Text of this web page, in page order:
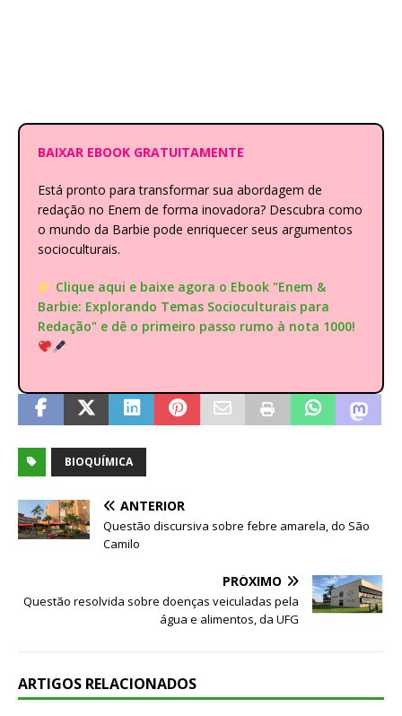
BAIXAR EBOOK GRATUITAMENTE
Está pronto para transformar sua abordagem de
redação no Enem de forma inovadora? Descubra como
o mundo da Barbie pode enriquecer seus argumentos
socioculturais.
Clique aqui e baixe agora o Ebook "Enem &
Barbie: Explorando Temas Socioculturais para
Redação" e dê o primeiro passo rumo à nota 1000!
BIOQUÍMICA
ANTERIOR
Questão discursiva sobre febre amarela, do São
Camilo
PRÓXIMO
Questão resolvida sobre doenças veiculadas pela
água e alimentos, da UFG
ARTIGOS RELACIONADOS